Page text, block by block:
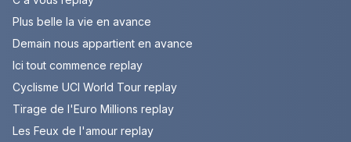
Plus belle la vie en avance
Demain nous appartient en avance
Ici tout commence replay
Cyclisme UCI World Tour replay
Tirage de l'Euro Millions replay
Les Feux de l'amour replay